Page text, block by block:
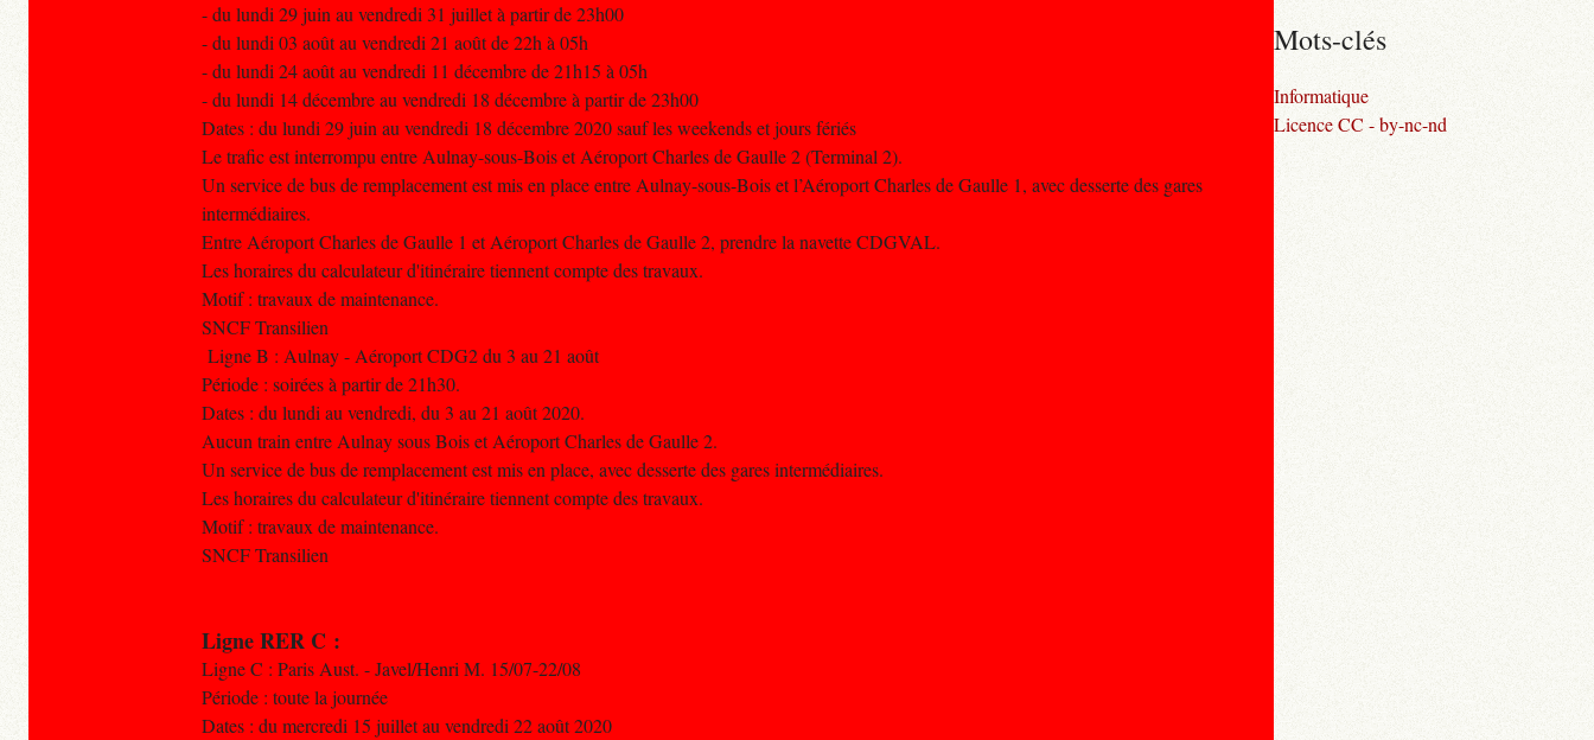
- du lundi 29 juin au vendredi 31 juillet à partir de 23h00
- du lundi 03 août au vendredi 21 août de 22h à 05h
- du lundi 24 août au vendredi 11 décembre de 21h15 à 05h
- du lundi 14 décembre au vendredi 18 décembre à partir de 23h00
Dates : du lundi 29 juin au vendredi 18 décembre 2020 sauf les weekends et jours fériés
Le trafic est interrompu entre Aulnay-sous-Bois et Aéroport Charles de Gaulle 2 (Terminal 2).
Un service de bus de remplacement est mis en place entre Aulnay-sous-Bois et l’Aéroport Charles de Gaulle 1, avec desserte des gares
intermédiaires.
Entre Aéroport Charles de Gaulle 1 et Aéroport Charles de Gaulle 2, prendre la navette CDGVAL.
Les horaires du calculateur d'itinéraire tiennent compte des travaux.
Motif : travaux de maintenance.
SNCF Transilien
Ligne B : Aulnay - Aéroport CDG2 du 3 au 21 août
Période : soirées à partir de 21h30.
Dates : du lundi au vendredi, du 3 au 21 août 2020.
Aucun train entre Aulnay sous Bois et Aéroport Charles de Gaulle 2.
Un service de bus de remplacement est mis en place, avec desserte des gares intermédiaires.
Les horaires du calculateur d'itinéraire tiennent compte des travaux.
Motif : travaux de maintenance.
SNCF Transilien
Ligne RER C :
Ligne C : Paris Aust. - Javel/Henri M. 15/07-22/08
Période : toute la journée
Dates : du mercredi 15 juillet au vendredi 22 août 2020
Mots-clés
Informatique
Licence CC - by-nc-nd